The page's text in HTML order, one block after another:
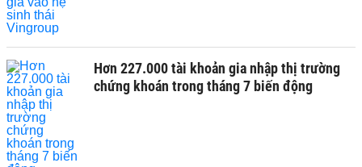
Hơn 227.000 tài khoản gia nhập thị trường
chứng khoán trong tháng 7 biến động